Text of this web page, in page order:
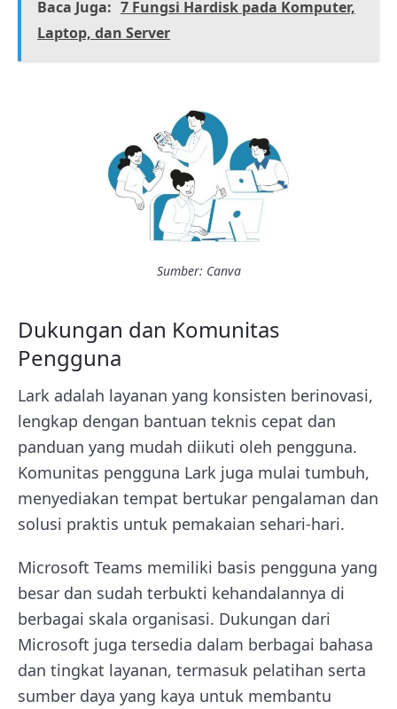
Baca Juga: 7 Fungsi Hardisk pada Komputer,
Laptop, dan Server
Sumber: Canva
Dukungan dan Komunitas
Pengguna
Lark adalah layanan yang konsisten berinovasi,
lengkap dengan bantuan teknis cepat dan
panduan yang mudah diikuti oleh pengguna.
Komunitas pengguna Lark juga mulai tumbuh,
menyediakan tempat bertukar pengalaman dan
solusi praktis untuk pemakaian sehari-hari.
Microsoft Teams memiliki basis pengguna yang
besar dan sudah terbukti kehandalannya di
berbagai skala organisasi. Dukungan dari
Microsoft juga tersedia dalam berbagai bahasa
dan tingkat layanan, termasuk pelatihan serta
sumber daya yang kaya untuk membantu